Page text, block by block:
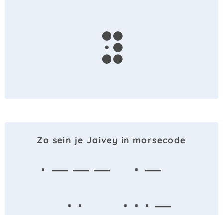
y
Zo sein je Jaivey in morsecode
· — — —
· —
· ·
· · · —